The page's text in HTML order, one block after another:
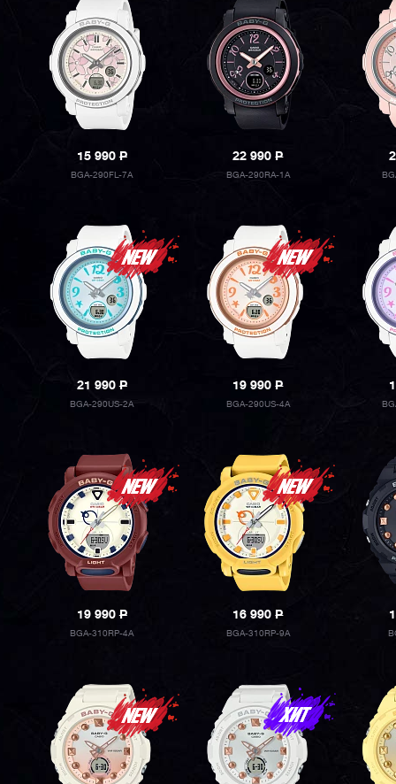
15 990P
BGA-290FL-7A
22 990P
BGA-290RA-1A
21 990P
BGA-290US-2A
19 990P
BGA-290US-4A
19 990P
BGA-310RP-4A
16 990P
BGA-310RP-9A